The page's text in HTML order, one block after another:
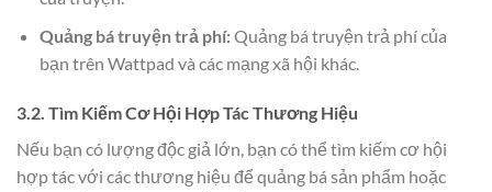
Quảng bá truyện trả phí:Quảng bá truyện trả phí của
bạn trên Wattpad và các mạng xã hội khác.
3.2. Tìm Kiếm Cơ Hội Hợp Tác Thương Hiệu
Nếu bạn có lượng độc giả lớn, bạn có thể tìm kiếm cơ hội
hợp tác với các thương hiệu để quảng bá sản phẩm hoặc